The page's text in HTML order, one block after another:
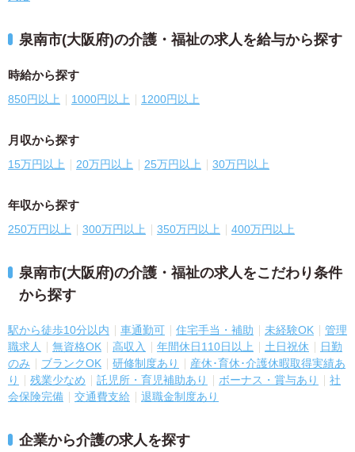
泉南市(大阪府)の介護・福祉の求人を給与から探す
時給から探す
850円以上 1000円以上 1200円以上
月収から探す
15万円以上 20万円以上 25万円以上 30万円以上
年収から探す
250万円以上 300万円以上 350万円以上 400万円以上
泉南市(大阪府)の介護・福祉の求人をこだわり条件
から探す
駅から徒歩10分以内 車通勤可 住宅手当・補助 未経験OK
管理
職求人
無資格OK 高収入 年間休日110日以上 土日祝休
日勤
のみ
ブランクOK 研修制度あり
産休･育休･介護休暇取得実績あ
り
残業少なめ 託児所・育児補助あり ボーナス・賞与あり
社
会保険完備
交通費支給 退職金制度あり
企業から介護の求人を探す